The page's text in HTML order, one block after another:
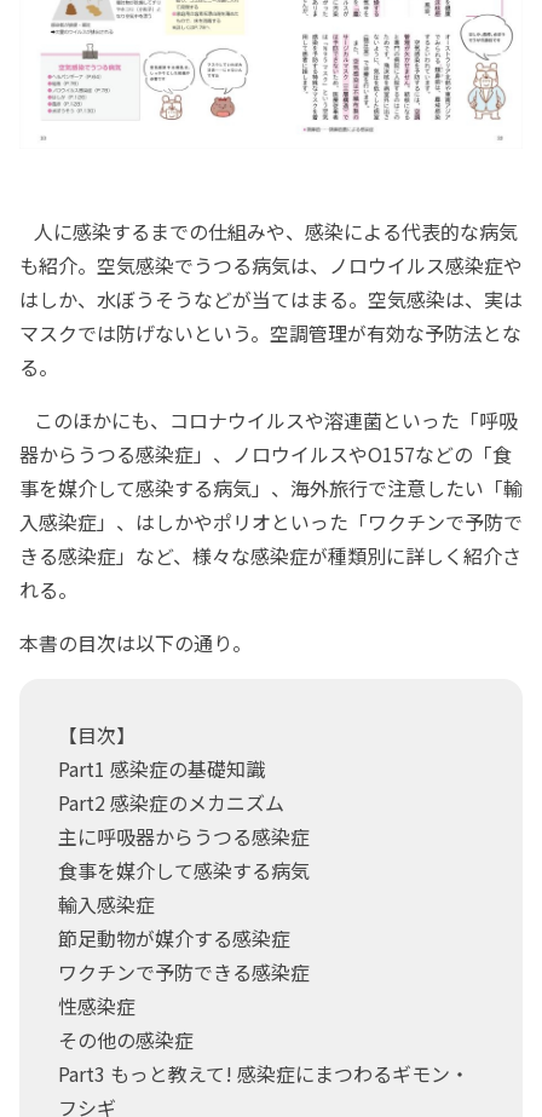
人に感染するまでの仕組みや、感染による代表的な病気
も紹介。空気感染でうつる病気は、ノロウイルス感染症や
はしか、水ぼうそうなどが当てはまる。空気感染は、実は
マスクでは防げないという。空調管理が有効な予防法とな
る。
このほかにも、コロナウイルスや溶連菌といった「呼吸
器からうつる感染症」、ノロウイルスやO157などの「食
事を媒介して感染する病気」、海外旅行で注意したい「輸
入感染症」、はしかやポリオといった「ワクチンで予防で
きる感染症」など、様々な感染症が種類別に詳しく紹介さ
れる。
本書の目次は以下の通り。
【目次】
Part1 感染症の基礎知識
Part2 感染症のメカニズム
主に呼吸器からうつる感染症
食事を媒介して感染する病気
輸入感染症
節足動物が媒介する感染症
ワクチンで予防できる感染症
性感染症
その他の感染症
Part3 もっと教えて! 感染症にまつわるギモン・
フシギ